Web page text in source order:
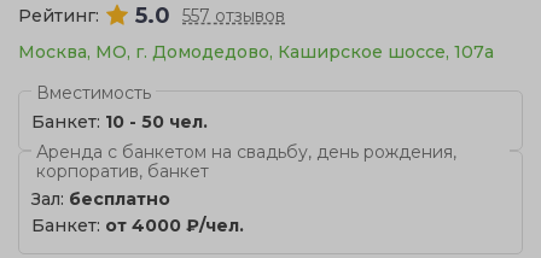
Рейтинг:
5.0
557 отзывов
Москва, МО, г. Домодедово, Каширское шоссе, 107а
Вместимость
Банкет: 10 - 50 чел.
Аренда с банкетом на свадьбу, день рождения,
корпоратив, банкет
Зал: бесплатно
Банкет: от 4000 ₽/чел.